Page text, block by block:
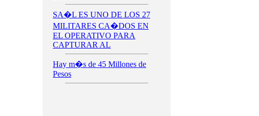
SA�L ES UNO DE LOS 27
MILITARES CA�DOS EN
EL OPERATIVO PARA
CAPTURAR AL
Hay m�s de 45 Millones de
Pesos